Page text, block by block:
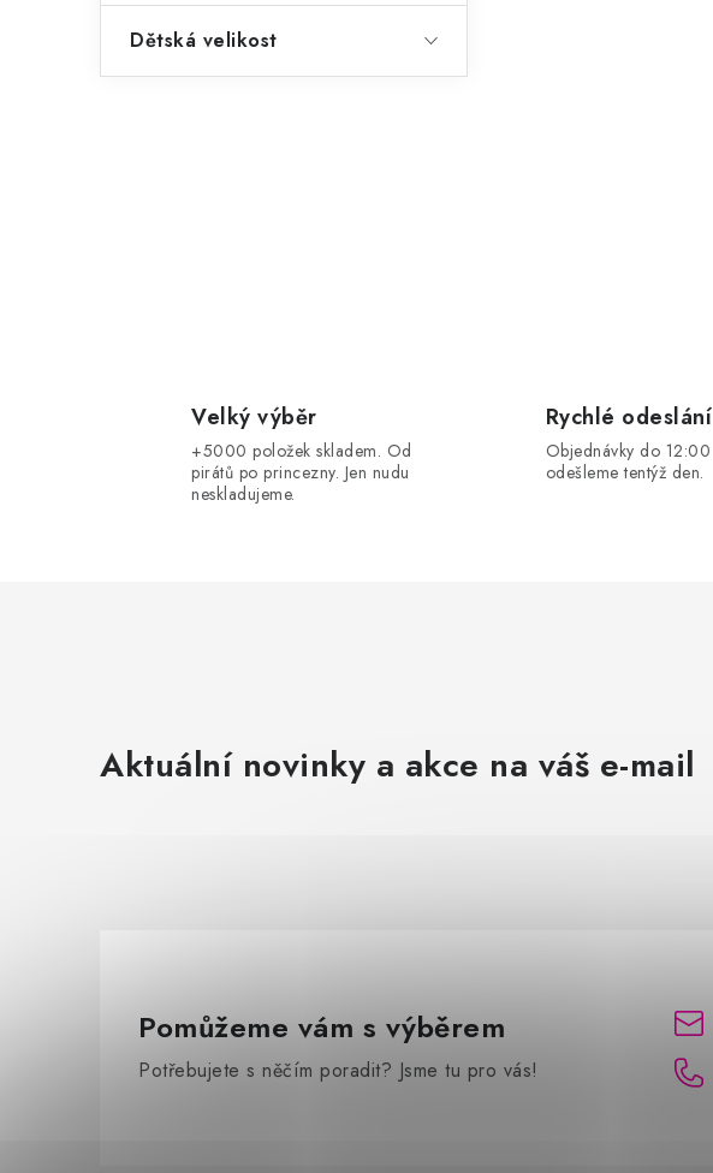
Dětská velikost
Velký výběr
+5000 položek skladem. Od
pirátů po princezny. Jen nudu
neskladujeme.
Rychlé odeslání
Objednávky do 12:00
odešleme tentýž den.
Aktuální novinky a akce na váš e-mail
Pomůžeme vám s výběrem
Potřebujete s něčím poradit? Jsme tu pro vás!